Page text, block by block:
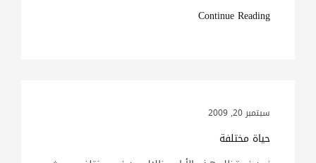
Continue Reading
سبتمبر 20, 2009
حياة مختلفة